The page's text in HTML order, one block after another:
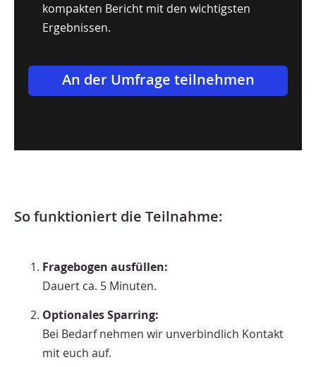
kompakten Bericht mit den wichtigsten
Ergebnissen.
An der Umfrage teilnehmen
So funktioniert die Teilnahme:
Fragebogen ausfüllen:
Dauert ca. 5 Minuten.
Optionales Sparring:
Bei Bedarf nehmen wir unverbindlich Kontakt
mit euch auf.